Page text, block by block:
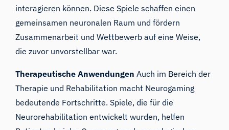
interagieren können. Diese Spiele schaffen einen
gemeinsamen neuronalen Raum und fördern
Zusammenarbeit und Wettbewerb auf eine Weise,
die zuvor unvorstellbar war.
Therapeutische Anwendungen Auch im Bereich der
Therapie und Rehabilitation macht Neurogaming
bedeutende Fortschritte. Spiele, die für die
Neurorehabilitation entwickelt wurden, helfen